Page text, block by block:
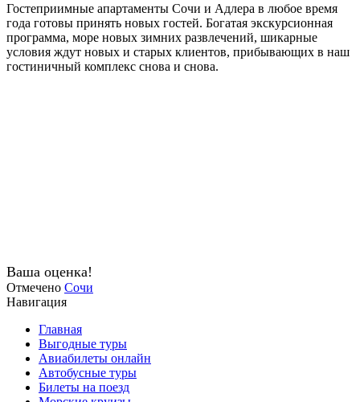
Гостеприимные апартаменты Сочи и Адлера в любое время
года готовы принять новых гостей. Богатая экскурсионная
программа, море новых зимних развлечений, шикарные
условия ждут новых и старых клиентов, прибывающих в наш
гостиничный комплекс снова и снова.
Ваша оценка!
Отмечено Сочи
Навигация
Главная
Выгодные туры
Авиабилеты онлайн
Автобусные туры
Билеты на поезд